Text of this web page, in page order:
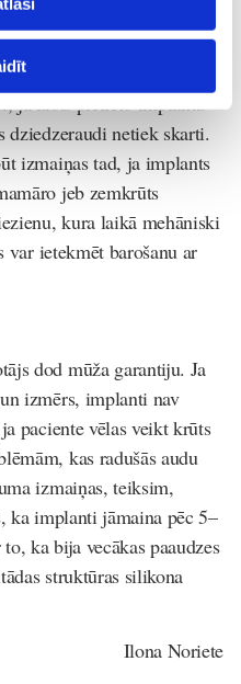
implantu esamība
ja ārsts pielieto implantu
dziedzeraudi netiek skarti.
izmaiņas tad, ja implants
jeb zemkrūts
kura laikā mehāniski
ietekmēt barošanu ar
dod mūža garantiju. Ja
izmērs, implanti nav
paciente vēlas veikt krūts
kas radušās audu
izmaiņas, teiksim,
implanti jāmaina pēc 5–
ka bija vecākas paaudzes
struktūras silikona
Ilona Noriete